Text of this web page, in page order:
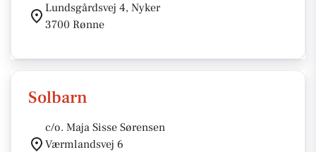
Lundsgårdsvej 4, Nyker
3700 Rønne
Solbarn
c/o. Maja Sisse Sørensen
Værmlandsvej 6